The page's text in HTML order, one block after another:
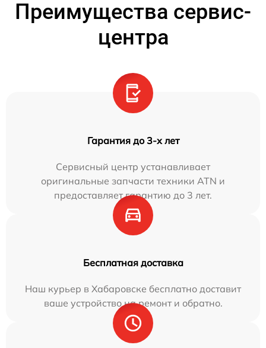
Преимущества сервис-
центра
Гарантия до 3-х лет
Сервисный центр устанавливает
оригинальные запчасти техники ATN и
предоставляет гарантию до 3 лет.
Бесплатная доставка
Наш курьер в Хабаровске бесплатно доставит
ваше устройство на ремонт и обратно.